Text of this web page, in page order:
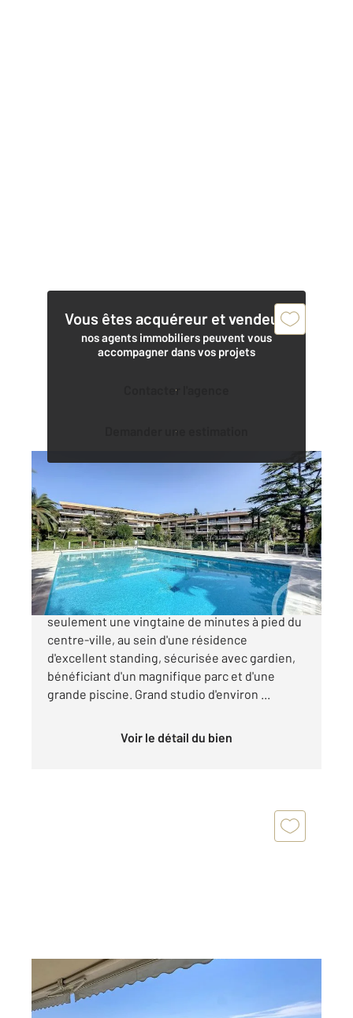
Vous êtes acquéreur et vendeur,
nos agents immobiliers peuvent vous
accompagner dans vos projets
Contacter l'agence
Demander une estimation
Ref : 52333
Appartement F1 à vendre
234 000 €
Cannes Secteur résidentiel de Montrose À
seulement une vingtaine de minutes à pied du
centre-ville, au sein d'une résidence
d'excellent standing, sécurisée avec gardien,
bénéficiant d'un magnifique parc et d'une
grande piscine. Grand studio d'environ ...
Voir le détail du bien
CANNES 06
98,01 m 2, 3 pièces
Ref : 52285